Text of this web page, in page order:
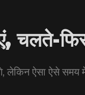
चलते-
लेकिन ऐसा ऐसे समय